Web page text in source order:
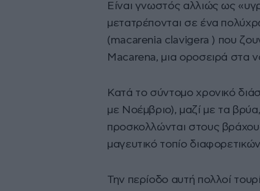
Είναι γνωστός αλλιώς ως
μετατρέπονται σε ένα
(macarenia clavigera ) που
Macarena, μια οροσειρά στα
Κατά το σύντομο χρονικό
με Νοέμβριο), μαζί με τα
προσκολλώνται στους
μαγευτικό τοπίο
Την περίοδο αυτή πολλοί